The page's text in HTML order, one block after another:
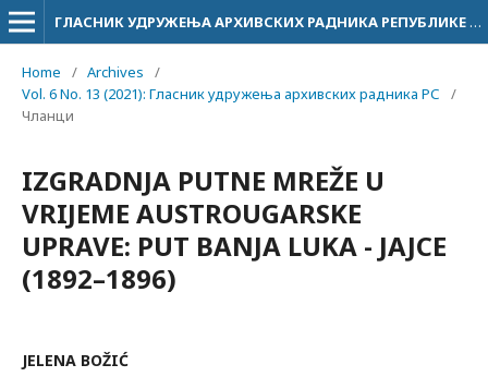
ГЛАСНИК УДРУЖЕЊА АРХИВСКИХ РАДНИКА РЕПУБЛИКЕ СРПСКЕ
Home / Archives
/
Vol. 6 No. 13 (2021): Гласник удружења архивских радника РС
/
Чланци
IZGRADNJA PUTNE MREŽE U
VRIJEME AUSTROUGARSKE
UPRAVE: PUT BANJA LUKA - JAJCE
(1892–1896)
JELENA BOŽIĆ